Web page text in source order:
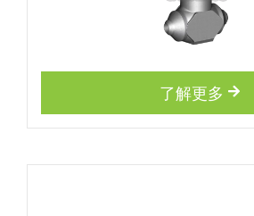
了解更多